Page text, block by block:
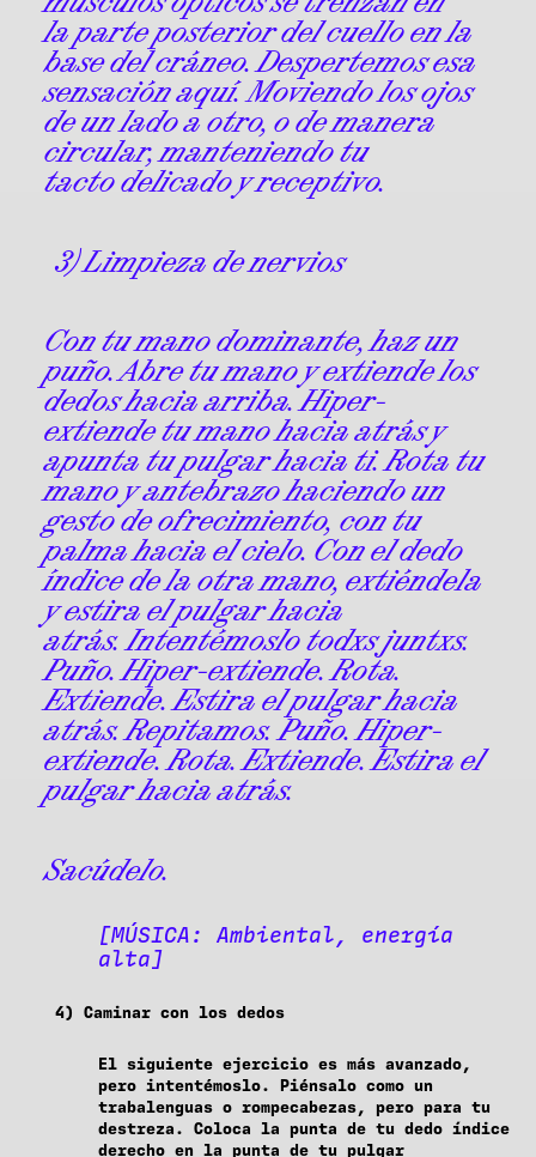
la parte posterior del cuello en la
base del cráneo. Despertemos esa
sensación aquí. Moviendo los ojos
de un lado a otro, o de manera
circular, manteniendo tu
tacto delicado y receptivo.
3) Limpieza de nervios
Con tu mano dominante, haz un
puño. Abre tu mano y extiende los
dedos hacia arriba. Hiper-
extiende tu mano hacia atrás y
apunta tu pulgar hacia ti. Rota tu
mano y antebrazo haciendo un
gesto de ofrecimiento, con tu
palma hacia el cielo. Con el dedo
índice de la otra mano, extiéndela
y estira el pulgar hacia
atrás. Intentémoslo todxs juntxs.
Puño. Hiper-extiende. Rota.
Extiende. Estira el pulgar hacia
atrás. Repitamos. Puño. Hiper-
extiende. Rota. Extiende. Estira el
pulgar hacia atrás.
Sacúdelo.
[MÚSICA: Ambiental, energía
alta]
4) Caminar con los dedos
El siguiente ejercicio es más avanzado,
pero intentémoslo. Piénsalo como un
trabalenguas o rompecabezas, pero para tu
destreza. Coloca la punta de tu dedo índice
derecho en la punta de tu pulgar